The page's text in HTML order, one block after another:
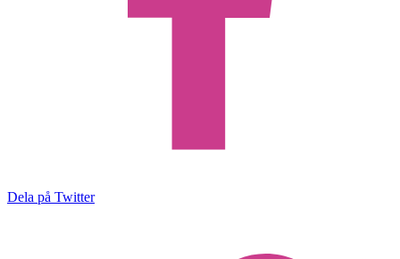
Dela på Twitter